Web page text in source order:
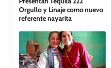
Orgullo y Linaje como nuevo
referente nayarita